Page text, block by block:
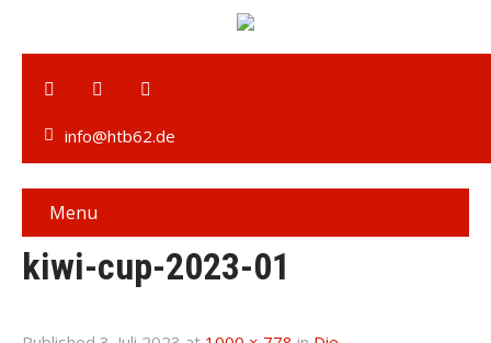
info@htb62.de
Menu
kiwi-cup-2023-01